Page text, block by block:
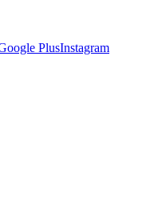
PlusInstagram